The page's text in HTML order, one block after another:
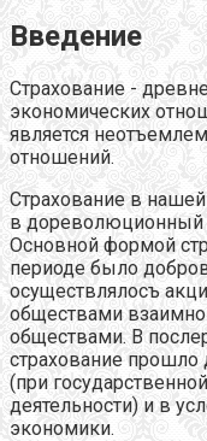
Введение
Страхование -
экономических
является
отношений.
Страхование в
в
Основной формой
периоде было
осуществлялосъ
обществами
обществами. В
страхование прошло
(при
деятельности) и в
экономики.